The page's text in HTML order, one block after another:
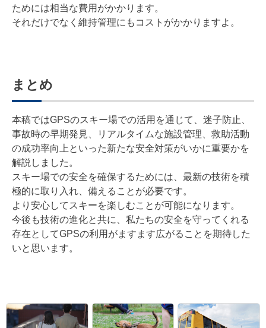
ためには相当な費用がかかります。
それだけでなく維持管理にもコストがかかりますよ。
まとめ
本稿ではGPSのスキー場での活用を通じて、迷子防止、
事故時の早期発見、リアルタイムな施設管理、救助活動
の成功率向上といった新たな安全対策がいかに重要かを
解説しました。
スキー場での安全を確保するためには、最新の技術を積
極的に取り入れ、備えることが必要です。
より安心してスキーを楽しむことが可能になります。
今後も技術の進化と共に、私たちの安全を守ってくれる
存在としてGPSの利用がますます広がることを期待した
いと思います。